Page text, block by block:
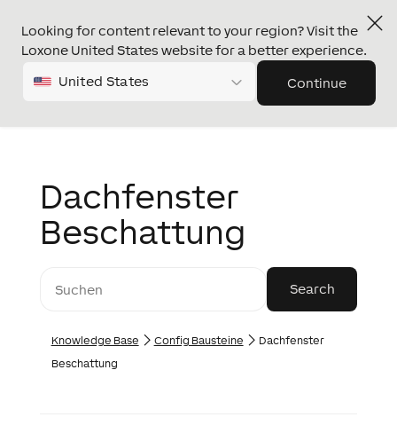
Looking for content relevant to your region? Visit the
Loxone United States website for a better experience.
United States Continue
Dachfenster
Beschattung
Knowledge Base Config Bausteine
Dachfenster
Beschattung